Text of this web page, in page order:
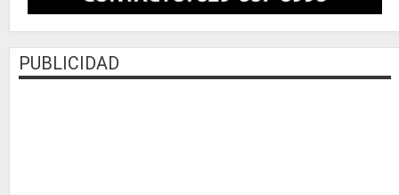
PUBLICIDAD